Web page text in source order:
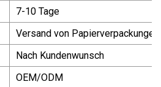
7-10 Tage
Versand von Papierverpackungen
Nach Kundenwunsch
OEM/ODM